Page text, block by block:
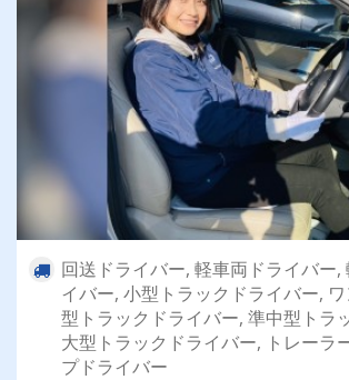
回送ドライバー, 軽車両ドライバー,
イバー, 小型トラックドライバー,
型トラックドライバー, 準中型トラ
大型トラックドライバー, トレーラ
プドライバー